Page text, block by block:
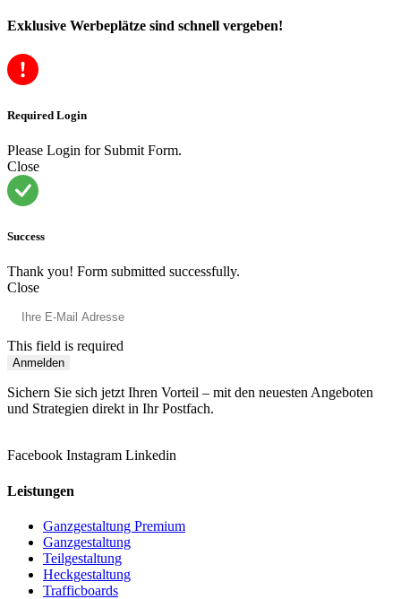
Exklusive Werbeplätze sind schnell vergeben!
Required Login
Please Login for Submit Form.
Close
Success
Thank you! Form submitted successfully.
Close
This field is required
Anmelden
Sichern Sie sich jetzt Ihren Vorteil – mit den neuesten Angeboten
und Strategien direkt in Ihr Postfach.
Facebook Instagram Linkedin
Leistungen
Ganzgestaltung Premium
Ganzgestaltung
Teilgestaltung
Heckgestaltung
Trafficboards